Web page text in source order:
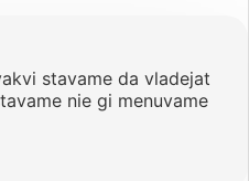
stavame da vladejat
nie gi menuvame